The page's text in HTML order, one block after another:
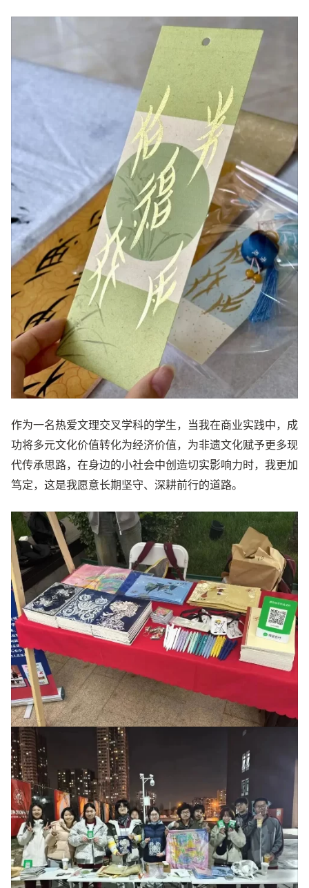
作为一名热爱文理交叉学科的学生，当我在商业实践中，成
功将多元文化价值转化为经济价值，为非遗文化赋予更多现
代传承思路，在身边的小社会中创造切实影响力时，我更加
笃定，这是我愿意长期坚守、深耕前行的道路。